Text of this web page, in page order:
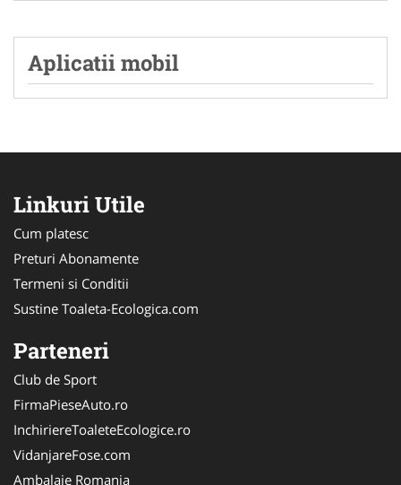
Aplicatii mobil
Linkuri Utile
Cum platesc
Preturi Abonamente
Termeni si Conditii
Sustine Toaleta-Ecologica.com
Parteneri
Club de Sport
FirmaPieseAuto.ro
InchiriereToaleteEcologice.ro
VidanjareFose.com
Ambalaje Romania